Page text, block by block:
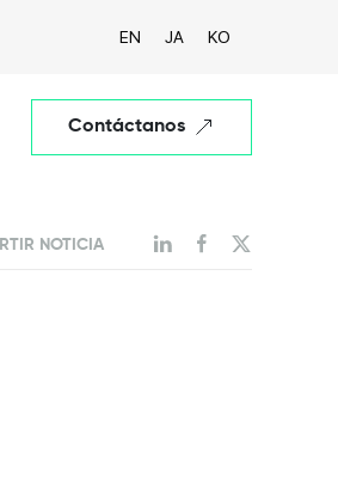
EN JA KO
Contáctanos
NOTICIA